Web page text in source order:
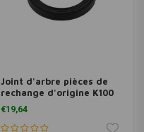
Joint d'arbre pièces de
rechange d'origine K100
K75 R80 R100
€19,64